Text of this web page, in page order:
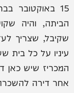
הביתה, והיה
שקיבל, שצריך
עיניו על כל בית
המכריז שיש כאן
אחר דירה